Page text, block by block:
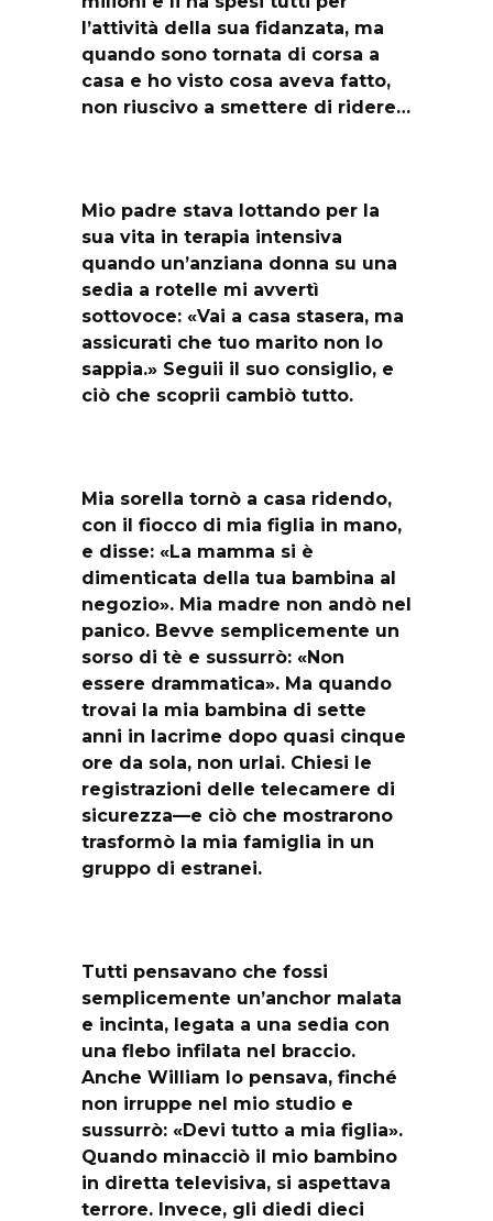
l’attività della sua fidanzata, ma
quando sono tornata di corsa a
casa e ho visto cosa aveva fatto,
non riuscivo a smettere di ridere…
Mio padre stava lottando per la
sua vita in terapia intensiva
quando un’anziana donna su una
sedia a rotelle mi avvertì
sottovoce: «Vai a casa stasera, ma
assicurati che tuo marito non lo
sappia.» Seguii il suo consiglio, e
ciò che scoprii cambiò tutto.
Mia sorella tornò a casa ridendo,
con il fiocco di mia figlia in mano,
e disse: «La mamma si è
dimenticata della tua bambina al
negozio». Mia madre non andò nel
panico. Bevve semplicemente un
sorso di tè e sussurrò: «Non
essere drammatica». Ma quando
trovai la mia bambina di sette
anni in lacrime dopo quasi cinque
ore da sola, non urlai. Chiesi le
registrazioni delle telecamere di
sicurezza—e ciò che mostrarono
trasformò la mia famiglia in un
gruppo di estranei.
Tutti pensavano che fossi
semplicemente un’anchor malata
e incinta, legata a una sedia con
una flebo infilata nel braccio.
Anche William lo pensava, finché
non irruppe nel mio studio e
sussurrò: «Devi tutto a mia figlia».
Quando minacciò il mio bambino
in diretta televisiva, si aspettava
terrore. Invece, gli diedi dieci